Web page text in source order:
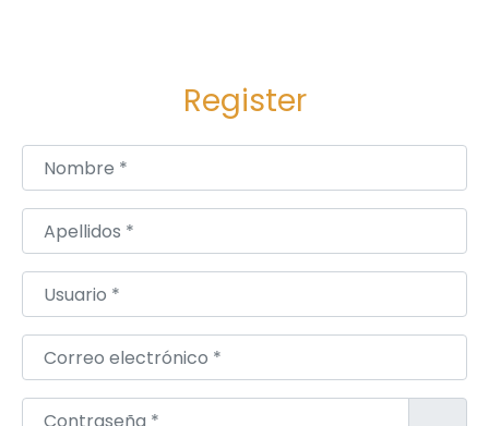
Register
Nombre*
Apellidos*
Usuario*
Correo electrónico*
Contraseña*